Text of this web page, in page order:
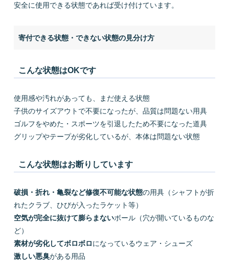
安全に使用できる状態であれば受け付けています。
寄付できる状態・できない状態の見分け方
こんな状態はOKです
使用感や汚れがあっても、まだ使える状態
子供のサイズアウトで不要になったが、品質は問題ない用具
ゴルフをやめた・スポーツを引退したため不要になった道具
グリップやテープが劣化しているが、本体は問題ない状態
こんな状態はお断りしています
破損・折れ・亀裂など修復不可能な状態の用具（シャフトが折
れたクラブ、ひびが入ったラケット等）
空気が完全に抜けて膨らまないボール（穴が開いているものな
ど）
素材が劣化してボロボロになっているウェア・シューズ
激しい悪臭がある用品